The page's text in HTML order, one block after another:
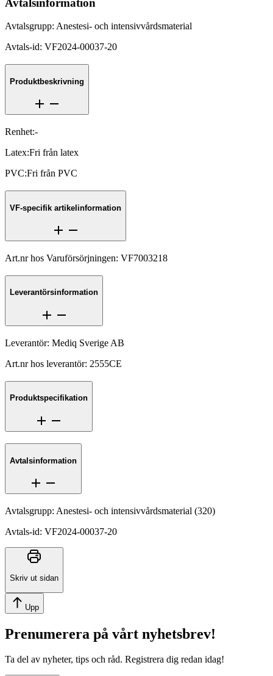
Avtalsgrupp: Anestesi- och intensivvårdsmaterial
Avtals-id: VF2024-00037-20
Produktbeskrivning
Renhet:-
Latex:Fri från latex
PVC:Fri från PVC
VF-specifik artikelinformation
Art.nr hos Varuförsörjningen: VF7003218
Leverantörsinformation
Leverantör: Mediq Sverige AB
Art.nr hos leverantör: 2555CE
Produktspecifikation
Avtalsinformation
Avtalsgrupp: Anestesi- och intensivvårdsmaterial (320)
Avtals-id: VF2024-00037-20
Skriv ut sidan
Upp
Prenumerera på vårt nyhetsbrev!
Ta del av nyheter, tips och råd. Registrera dig redan idag!